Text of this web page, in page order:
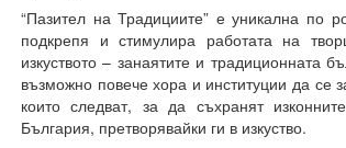
“Пазител на Традициите” е уникална по
подкрепя и стимулира работата на
изкуството – занаятите и традиционната
възможно повече хора и институции да се
които следват, за да съхранят
България, претворявайки ги в изкуство.